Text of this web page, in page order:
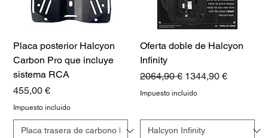
Placa posterior Halcyon
Carbon Pro que incluye
sistema RCA
Precio
455,00 €
Impuesto incluido
Oferta doble de Halcyon
Infinity
Precio
2064,90 € Precio de oferta
1344,90 €
Impuesto incluido